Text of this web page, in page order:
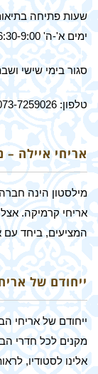
שעות פתיחה
ימים א'-ה' 16:30-9:00
סגור בימי שישי
טלפון: 073-7259026
אריחי איילה –
מילסטון הינה
אריחי קרמיקה.
המציעים, ביחד עם
ייחודם של
ייחודם של אריחי
מקנים לכל חדרי
אלינו לסטודיו,